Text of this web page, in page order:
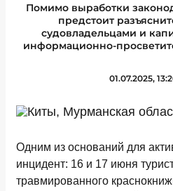
Помимо выработки
предстоит
судовладельцами и
информационно-
01.07.2025,
Одним из оснований для
инцидент: 16 и 17 июня
травмированного